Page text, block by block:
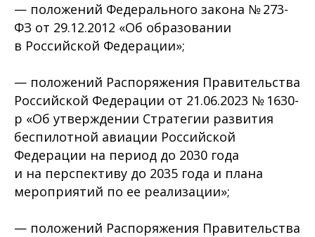
— положений Федерального закона № 273-
ФЗ от 29.12.2012 «Об образовании
в Российской Федерации»;
— положений Распоряжения Правительства
Российской Федерации от 21.06.2023 № 1630-
р «Об утверждении Стратегии развития
беспилотной авиации Российской
Федерации на период до 2030 года
и на перспективу до 2035 года и плана
мероприятий по ее реализации»;
— положений Распоряжения Правительства